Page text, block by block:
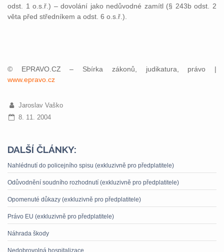
odst. 1 o.s.ř.) – dovolání jako nedůvodné zamítl (§ 243b odst. 2
věta před středníkem a odst. 6 o.s.ř.).
© EPRAVO.CZ – Sbírka zákonů, judikatura, právo |
www.epravo.cz
Jaroslav Vaško
8. 11. 2004
DALŠÍ ČLÁNKY:
Nahlédnutí do policejního spisu (exkluzivně pro předplatitele)
Odůvodnění soudního rozhodnutí (exkluzivně pro předplatitele)
Opomenuté důkazy (exkluzivně pro předplatitele)
Právo EU (exkluzivně pro předplatitele)
Náhrada škody
Nedobrovolná hospitalizace